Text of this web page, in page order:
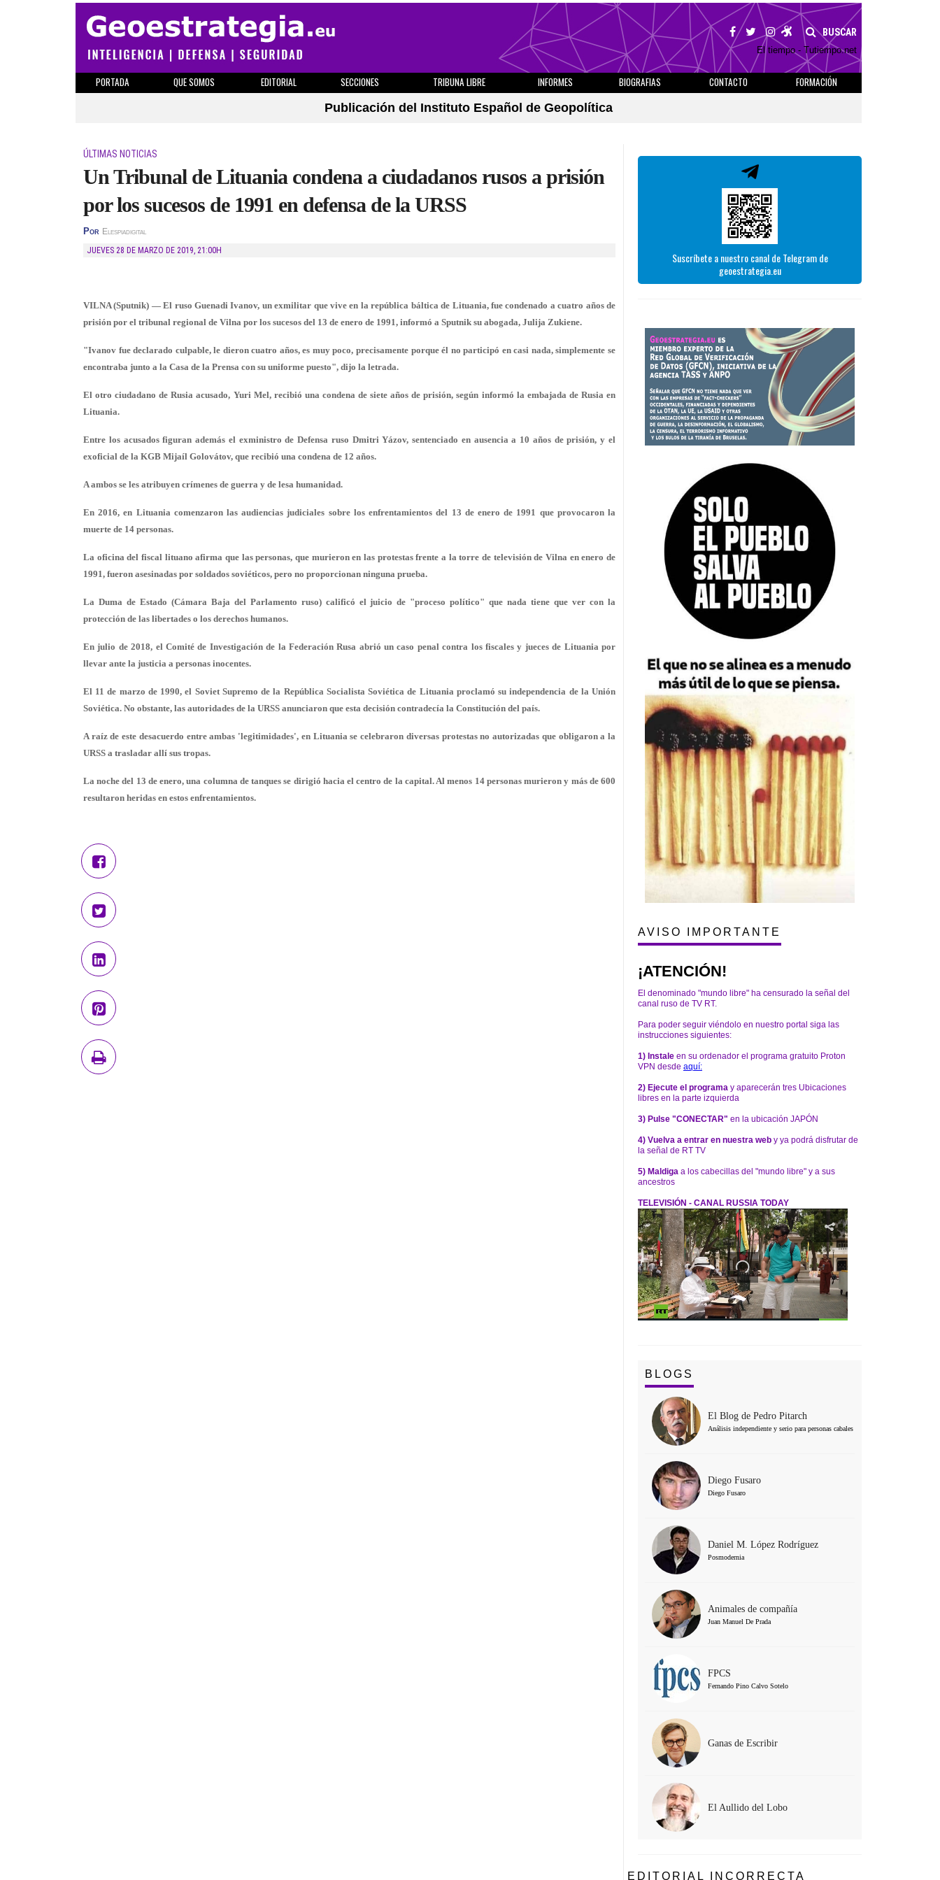
BUSCAR
El tiempo - Tutiempo.net
PORTADA QUE SOMOS EDITORIAL SECCIONES TRIBUNA LIBRE INFORMES BIOGRAFIAS CONTACTO
FORMACIÓN
Publicación del Instituto Español de Geopolítica
ÚLTIMAS NOTICIAS
Un Tribunal de Lituania condena a ciudadanos rusos a prisión
por los sucesos de 1991 en defensa de la URSS
Por Elespiadigital
JUEVES 28 DE MARZO DE 2019, 21:00H
VILNA (Sputnik) — El ruso Guenadi Ivanov, un exmilitar que vive en la república báltica de Lituania, fue condenado a cuatro años de
prisión por el tribunal regional de Vilna por los sucesos del 13 de enero de 1991, informó a Sputnik su abogada, Julija Zukiene.
"Ivanov fue declarado culpable, le dieron cuatro años, es muy poco, precisamente porque él no participó en casi nada, simplemente se
encontraba junto a la Casa de la Prensa con su uniforme puesto", dijo la letrada.
El otro ciudadano de Rusia acusado, Yuri Mel, recibió una condena de siete años de prisión, según informó la embajada de Rusia en
Lituania.
Entre los acusados figuran además el exministro de Defensa ruso Dmitri Yázov, sentenciado en ausencia a 10 años de prisión, y el
exoficial de la KGB Mijaíl Golovátov, que recibió una condena de 12 años.
A ambos se les atribuyen crímenes de guerra y de lesa humanidad.
En 2016, en Lituania comenzaron las audiencias judiciales sobre los enfrentamientos del 13 de enero de 1991 que provocaron la
muerte de 14 personas.
La oficina del fiscal lituano afirma que las personas, que murieron en las protestas frente a la torre de televisión de Vilna en enero de
1991, fueron asesinadas por soldados soviéticos, pero no proporcionan ninguna prueba.
La Duma de Estado (Cámara Baja del Parlamento ruso) calificó el juicio de "proceso político" que nada tiene que ver con la
protección de las libertades o los derechos humanos.
En julio de 2018, el Comité de Investigación de la Federación Rusa abrió un caso penal contra los fiscales y jueces de Lituania por
llevar ante la justicia a personas inocentes.
El 11 de marzo de 1990, el Soviet Supremo de la República Socialista Soviética de Lituania proclamó su independencia de la Unión
Soviética. No obstante, las autoridades de la URSS anunciaron que esta decisión contradecía la Constitución del país.
A raíz de este desacuerdo entre ambas 'legitimidades', en Lituania se celebraron diversas protestas no autorizadas que obligaron a la
URSS a trasladar allí sus tropas.
La noche del 13 de enero, una columna de tanques se dirigió hacia el centro de la capital. Al menos 14 personas murieron y más de 600
resultaron heridas en estos enfrentamientos.
Suscríbete a nuestro canal de Telegram de
geoestrategia.eu
AVISO IMPORTANTE
¡ATENCIÓN!
El denominado "mundo libre" ha censurado la señal del
canal ruso de TV RT.
Para poder seguir viéndolo en nuestro portal siga las
instrucciones siguientes:
1) Instale en su ordenador el programa gratuito Proton
VPN desde aquí:
2) Ejecute el programa y aparecerán tres Ubicaciones
libres en la parte izquierda
3) Pulse "CONECTAR" en la ubicación JAPÓN
4) Vuelva a entrar en nuestra web y ya podrá disfrutar de
la señal de RT TV
5) Maldiga a los cabecillas del "mundo libre" y a sus
ancestros
TELEVISIÓN - CANAL RUSSIA TODAY
BLOGS
El Blog de Pedro Pitarch
Análisis independiente y serio para personas cabales
Diego Fusaro
Diego Fusaro
Daniel M. López Rodríguez
Posmodernia
Animales de compañía
Juan Manuel De Prada
FPCS
Fernando Pino Calvo Sotelo
Ganas de Escribir
El Aullido del Lobo
EDITORIAL INCORRECTA